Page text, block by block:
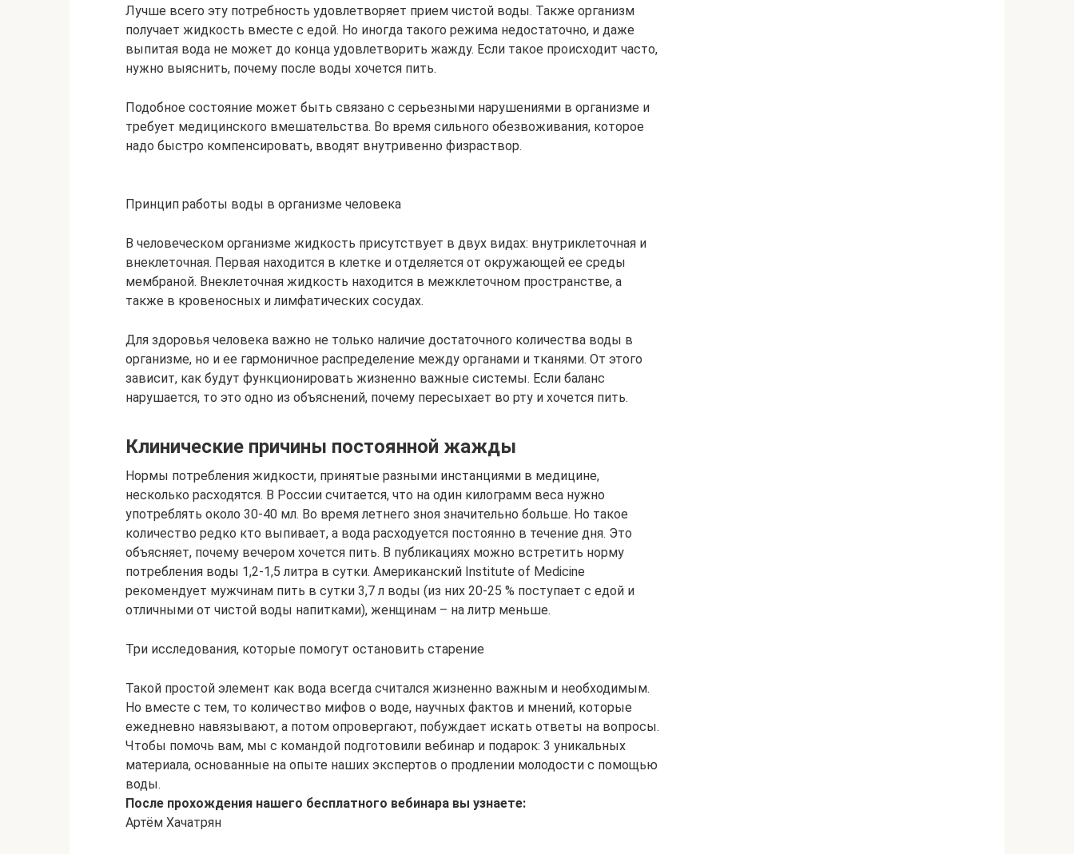
Лучше всего эту потребность удовлетворяет прием чистой воды. Также организм
получает жидкость вместе с едой. Но иногда такого режима недостаточно, и даже
выпитая вода не может до конца удовлетворить жажду. Если такое происходит часто,
нужно выяснить, почему после воды хочется пить.
Подобное состояние может быть связано с серьезными нарушениями в организме и
требует медицинского вмешательства. Во время сильного обезвоживания, которое
надо быстро компенсировать, вводят внутривенно физраствор.
Принцип работы воды в организме человека
В человеческом организме жидкость присутствует в двух видах: внутриклеточная и
внеклеточная. Первая находится в клетке и отделяется от окружающей ее среды
мембраной. Внеклеточная жидкость находится в межклеточном пространстве, а
также в кровеносных и лимфатических сосудах.
Для здоровья человека важно не только наличие достаточного количества воды в
организме, но и ее гармоничное распределение между органами и тканями. От этого
зависит, как будут функционировать жизненно важные системы. Если баланс
нарушается, то это одно из объяснений, почему пересыхает во рту и хочется пить.
Клинические причины постоянной жажды
Нормы потребления жидкости, принятые разными инстанциями в медицине,
несколько расходятся. В России считается, что на один килограмм веса нужно
употреблять около 30-40 мл. Во время летнего зноя значительно больше. Но такое
количество редко кто выпивает, а вода расходуется постоянно в течение дня. Это
объясняет, почему вечером хочется пить. В публикациях можно встретить норму
потребления воды 1,2-1,5 литра в сутки. Американский Institute of Medicine
рекомендует мужчинам пить в сутки 3,7 л воды (из них 20-25 % поступает с едой и
отличными от чистой воды напитками), женщинам – на литр меньше.
Три исследования, которые помогут остановить старение
Такой простой элемент как вода всегда считался жизненно важным и необходимым.
Но вместе с тем, то количество мифов о воде, научных фактов и мнений, которые
ежедневно навязывают, а потом опровергают, побуждает искать ответы на вопросы.
Чтобы помочь вам, мы с командой подготовили вебинар и подарок: 3 уникальных
материала, основанные на опыте наших экспертов о продлении молодости с помощью
воды.
После прохождения нашего бесплатного вебинара вы узнаете:
Артём Хачатрян